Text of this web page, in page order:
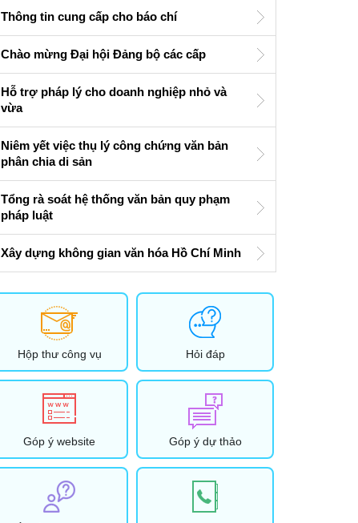
Thông tin cung cấp cho báo chí
Chào mừng Đại hội Đảng bộ các cấp
Hỗ trợ pháp lý cho doanh nghiệp nhỏ và
vừa
Niêm yết việc thụ lý công chứng văn bản
phân chia di sản
Tổng rà soát hệ thống văn bản quy phạm
pháp luật
Xây dựng không gian văn hóa Hồ Chí Minh
Hộp thư công vụ Hỏi đáp
Góp ý website Góp ý dự thảo